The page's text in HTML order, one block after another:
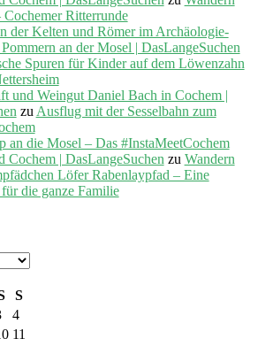
Cochemer Ritterrunde
der Kelten und Römer im Archäologie-
an der Mosel | DasLangeSuchen
Spuren für Kinder auf dem Löwenzahn
und Weingut Daniel Bach in Cochem |
zu Ausflug mit der Sesselbahn zum
an die Mosel – Das #InstaMeetCochem
Cochem | DasLangeSuchen zu Wandern
Löfer Rabenlaypfad – Eine
die ganze Familie
S
4
11